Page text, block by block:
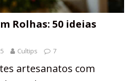
Rolhas: 50 ideias
Cultips 7
artesanatos com